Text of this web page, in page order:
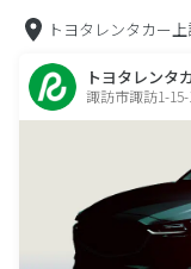
トヨタレンタカー
トヨタレンタ
諏訪市諏訪1-15-